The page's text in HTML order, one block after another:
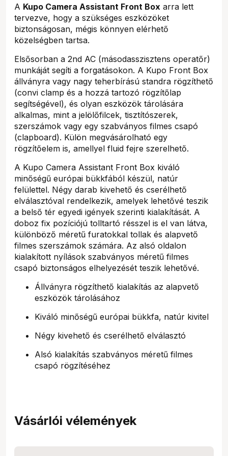
A Kupo Camera Assistant Front Box arra lett
tervezve, hogy a szükséges eszközöket
biztonságosan, mégis könnyen elérhető
közelségben tartsa.
Elsősorban a 2nd AC (másodasszisztens operatőr)
munkáját segíti a forgatásokon. A Kupo Front Box
állványra vagy nagy teherbírású standra rögzíthető
(convi clamp és a hozzá tartozó rögzítőlap
segítségével), és olyan eszközök tárolására
alkalmas, mint a jelölőfilcek, tisztítószerek,
szerszámok vagy egy szabványos filmes csapó
(clapboard). Külön megvásárolható egy
rögzítőelem is, amellyel fluid fejre szerelhető.
A Kupo Camera Assistant Front Box kiváló
minőségű európai bükkfából készül, natúr
felülettel. Négy darab kivehető és cserélhető
elválasztóval rendelkezik, amelyek lehetővé teszik
a belső tér egyedi igények szerinti kialakítását. A
doboz fix pozíciójú tolltartó résszel is el van látva,
különböző méretű furatokkal tollak és alapvető
filmes szerszámok számára. Az alsó oldalon
kialakított nyílások szabványos méretű filmes
csapó biztonságos elhelyezését teszik lehetővé.
Állványra rögzíthető kialakítás az alapvető
eszközök tárolásához
Kiváló minőségű európai bükkfa, natúr kivitel
Négy kivehető és cserélhető elválasztó
Alsó kialakítás szabványos méretű filmes
csapó rögzítéséhez
Vásárlói vélemények